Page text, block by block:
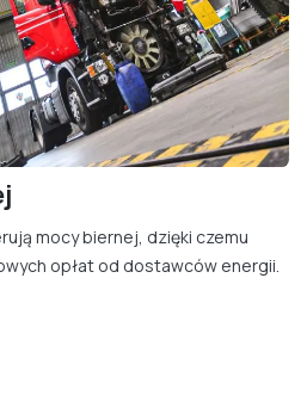
mocy biernej, dzięki czemu
opłat od dostawców energii.